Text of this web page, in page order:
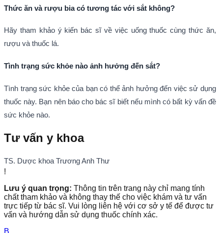
Thức ăn và rượu bia có tương tác với sắt không?
Hãy tham khảo ý kiến bác sĩ về việc uống thuốc cùng thức ăn,
rượu và thuốc lá.
Tình trạng sức khỏe nào ảnh hưởng đến sắt?
Tình trạng sức khỏe của bạn có thể ảnh hưởng đến việc sử dụng
thuốc này. Bạn nên báo cho bác sĩ biết nếu mình có bất kỳ vấn đề
sức khỏe nào.
Tư vấn y khoa
TS. Dược khoa Trương Anh Thư
!
Lưu ý quan trọng: Thông tin trên trang này chỉ mang tính
chất tham khảo và không thay thế cho việc khám và tư vấn
trực tiếp từ bác sĩ. Vui lòng liên hệ với cơ sở y tế để được tư
vấn và hướng dẫn sử dụng thuốc chính xác.
B